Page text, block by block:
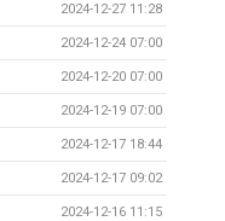
2024-12-27 11:28
2024-12-24 07:00
2024-12-20 07:00
2024-12-19 07:00
2024-12-17 18:44
2024-12-17 09:02
2024-12-16 11:15